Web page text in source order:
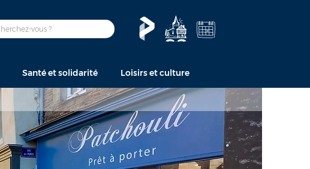
Santé et solidarité Loisirs et culture